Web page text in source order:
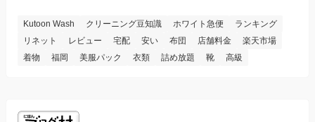
Kutoon Wash クリーニング豆知識 ホワイト急便
ランキング
リネット
レビュー 宅配 安い 布団 店舗料金
楽天市場
着物
福岡 美服パック 衣類 詰め放題 靴 高級